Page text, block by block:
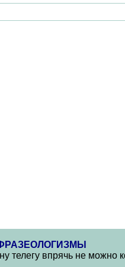
телегу впрячь не можно